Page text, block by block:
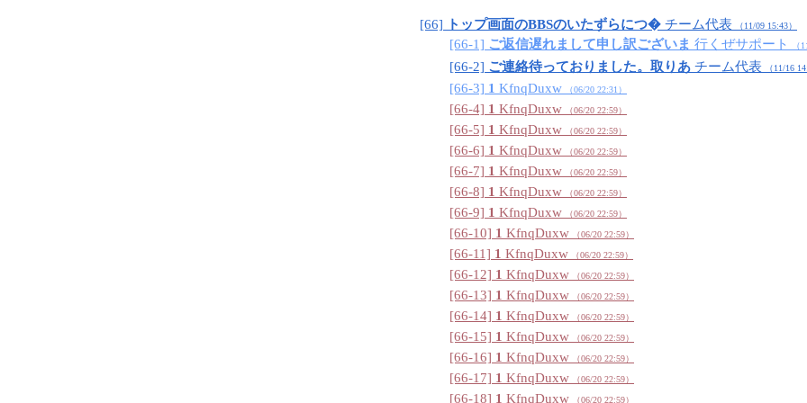
[66] トップ画面のBBSのいたずらにつ� チーム代表 （11/09 15:43）
[66-1] ご返信遅れまして申し訳ございま 行くぜサポート （
[66-2] ご連絡待っておりました。取りあ チーム代表 （11/16
[66-3] 1 KfnqDuxw （06/20 22:31 ）
[66-4] 1 KfnqDuxw （06/20 22:59）
[66-5] 1 KfnqDuxw （06/20 22:59）
[66-6] 1 KfnqDuxw （06/20 22:59）
[66-7] 1 KfnqDuxw （06/20 22:59）
[66-8] 1 KfnqDuxw （06/20 22:59）
[66-9] 1 KfnqDuxw （06/20 22:59）
[66-10] 1 KfnqDuxw （06/20 22:59）
[66-11] 1 KfnqDuxw （06/20 22:59）
[66-12] 1 KfnqDuxw （06/20 22:59）
[66-13] 1 KfnqDuxw （06/20 22:59）
[66-14] 1 KfnqDuxw （06/20 22:59）
[66-15] 1 KfnqDuxw （06/20 22:59）
[66-16] 1 KfnqDuxw （06/20 22:59）
[66-17] 1 KfnqDuxw （06/20 22:59）
[66-18] 1 KfnqDuxw （06/20 22:59）